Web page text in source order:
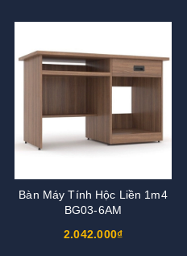
Bàn Máy Tính Hộc Liền 1m4
BG03-6AM
2.042.000₫